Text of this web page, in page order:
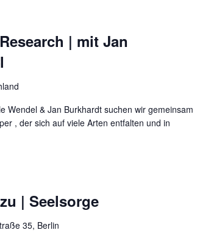
| mit Jan
Wendel & Jan Burkhardt suchen wir gemeinsam
, der sich auf viele Arten entfalten und in
| Seelsorge
35, Berlin